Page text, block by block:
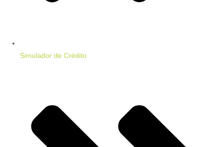
Simulador de Crédito